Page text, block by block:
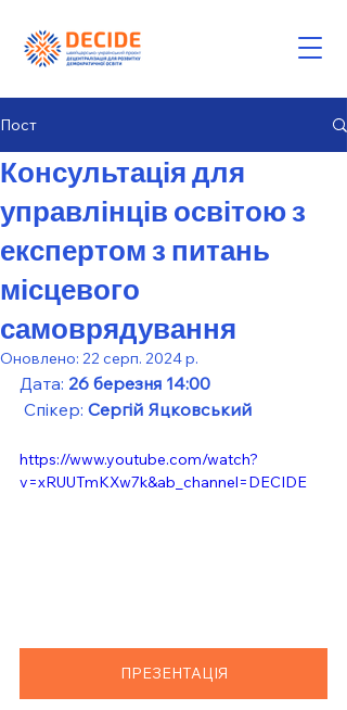
Пост
Консультація для
управлінців освітою з
експертом з питань
місцевого
самоврядування
Оновлено: 22 серп. 2024 р.
Дата: 26 березня 14:00
Спікер: Сергій Яцковський
https://www.youtube.com/watch?
v=xRUUTmKXw7k&ab_channel=DECIDE
ПРЕЗЕНТАЦІЯ